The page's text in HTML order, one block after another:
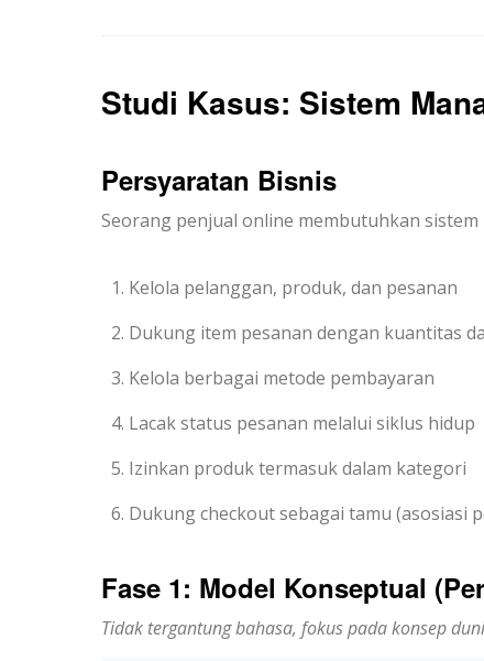
Studi Kasus: Sistem
Persyaratan Bisnis
Seorang penjual online membutuhkan sistem
Kelola pelanggan, produk, dan pesanan
Dukung item pesanan dengan kuantitas
Kelola berbagai metode pembayaran
Lacak status pesanan melalui siklus hidup
Izinkan produk termasuk dalam kategori
Dukung checkout sebagai tamu (asosiasi
Fase 1: Model Konseptual
Tidak tergantung bahasa, fokus pada konsep